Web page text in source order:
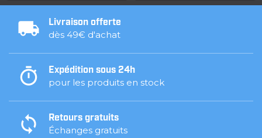
Livraison offerte
dès 49€ d'achat
Expédition sous 24h
pour les produits en stock
Retours gratuits
Échanges gratuits